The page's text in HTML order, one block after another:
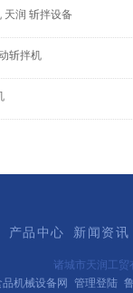
天润 斩拌设备
斩拌机
产品中心 新闻资讯
诸城市天润工贸
品机械设备网 管理登陆